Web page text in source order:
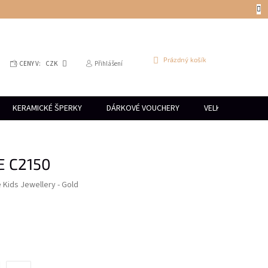
CENY V: CZK Přihlášení
NÁKUPNÍ
Prázdný košík
KERAMICKÉ ŠPERKY DÁRKOVÉ VOUCHERY VELKOOBCHOD
C2150
Kids Jewellery - Gold